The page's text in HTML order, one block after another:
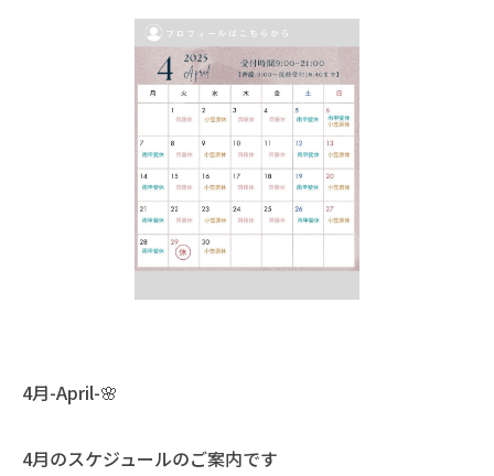
4月-April-🌸
4月のスケジュールのご案内です